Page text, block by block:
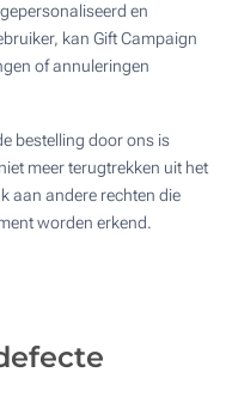
en
kan Gift Campaign
of annuleringen
bestelling door ons is
meer terugtrekken uit het
aan andere rechten die
worden erkend.